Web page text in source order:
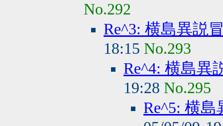
No.292
Re^3: 横島異説
18:15 No.293
Re^4: 横島異
19:28 No.295
Re^5: 横